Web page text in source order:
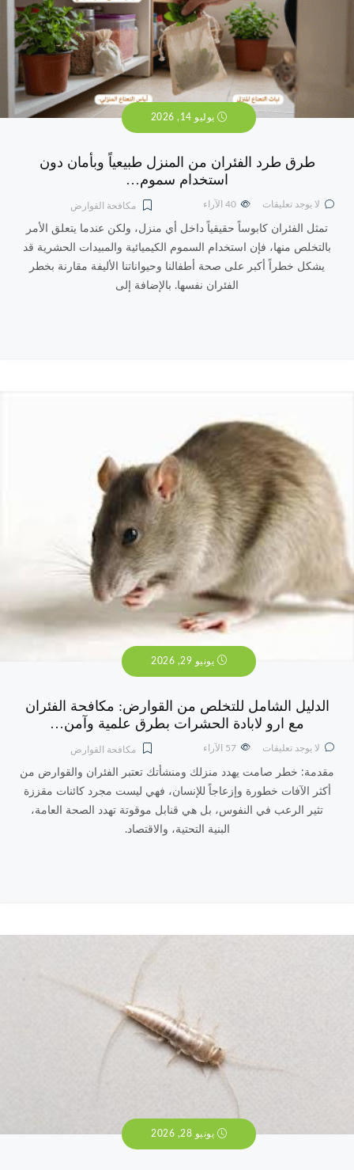
يوليو 14, 2026
طرق طرد الفئران من المنزل طبيعياً وبأمان دون
استخدام سموم…
مكافحة القوارض لا يوجد تعليقات الآراء
تمثل الفئران كابوساً حقيقياً داخل أي منزل، ولكن عندما يتعلق الأمر
بالتخلص منها، فإن استخدام السموم الكيميائية والمبيدات الحشرية قد
يشكل خطراً أكبر على صحة أطفالنا وحيواناتنا الأليفة مقارنة بخطر
الفئران نفسها. بالإضافة إلى
يونيو 29, 2026
الدليل الشامل للتخلص من القوارض: مكافحة الفئران
مع ارو لابادة الحشرات بطرق علمية وآمن…
مكافحة القوارض لا يوجد تعليقات الآراء
مقدمة: خطر صامت يهدد منزلك ومنشأتك تعتبر الفئران والقوارض من
أكثر الآفات خطورة وإزعاجاً للإنسان، فهي ليست مجرد كائنات مقززة
تثير الرعب في النفوس، بل هي قنابل موقوتة تهدد الصحة العامة،
البنية التحتية، والاقتصاد.
يونيو 28, 2026